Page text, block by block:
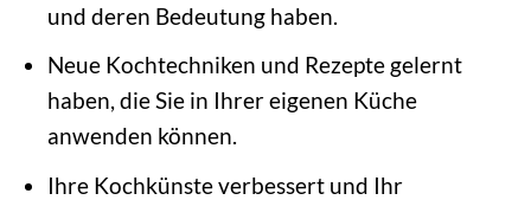
und deren Bedeutung haben.
Neue Kochtechniken und Rezepte gelernt
haben, die Sie in Ihrer eigenen Küche
anwenden können.
Ihre Kochkünste verbessert und Ihr